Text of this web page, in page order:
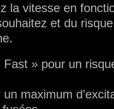
la vitesse en
et du
Fast » pour un
maximum